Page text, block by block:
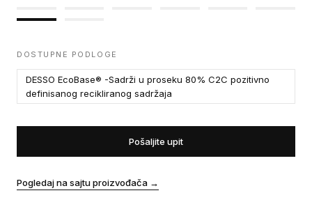
DOSTUPNE PODLOGE
DESSO EcoBase® -Sadrži u proseku 80% C2C pozitivno
definisanog recikliranog sadržaja
Pošaljite upit
Pogledaj na sajtu proizvođača →